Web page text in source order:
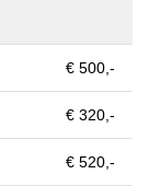
€ 500,-
€ 320,-
€ 520,-